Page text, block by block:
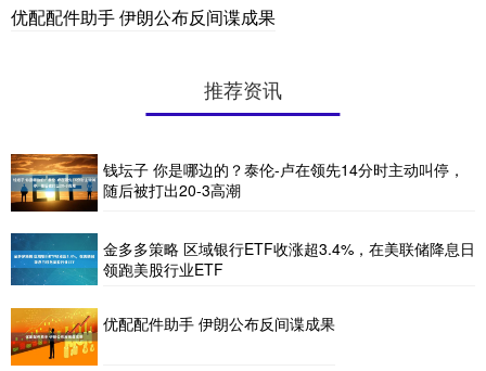
优配配件助手 伊朗公布反间谍成果
推荐资讯
钱坛子 你是哪边的？泰伦-卢在领先14分时主动叫停，
随后被打出20-3高潮
金多多策略 区域银行ETF收涨超3.4%，在美联储降息日
领跑美股行业ETF
优配配件助手 伊朗公布反间谍成果